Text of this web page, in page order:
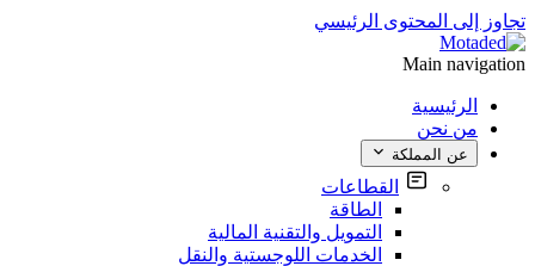
تجاوز إلى المحتوى الرئيسي
Main navigation
الرئيسية
من نحن
عن المملكة
القطاعات
الطاقة
التمويل والتقنية المالية
الخدمات اللوجستية والنقل